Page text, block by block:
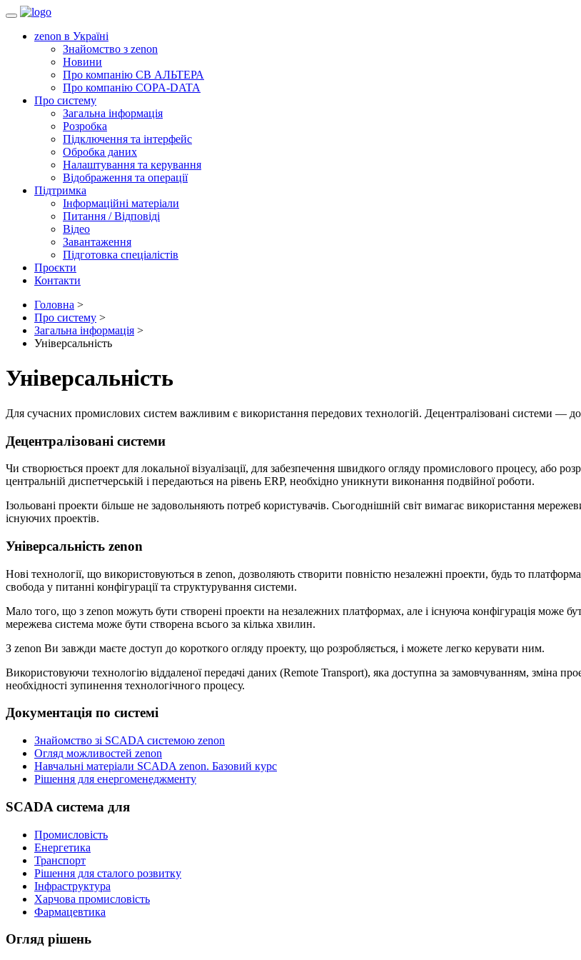
Toggle
zenon в Україні
Знайомство з zenon
Новини
Про компанію СВ АЛЬТЕРА
Про компанію COPA-DATA
Про систему
Загальна інформація
Розробка
Підключення та інтерфейс
Обробка даних
Налаштування та керування
Відображення та операції
Підтримка
Інформаційні матеріали
Питання / Відповіді
Відео
Завантаження
Підготовка спеціалістів
Проєкти
Контакти
Головна >
Про систему >
Загальна інформація >
Універсальність
Універсальність
Для сучасних промислових систем важливим є використання передових технологій. Децентралізовані системи —
Децентралізовані системи
Чи створюється проект для локальної візуалізації, для забезпечення швидкого огляду промислового процесу, або
центральній диспетчерській і передаються на рівень ERP, необхідно уникнути виконання подвійної роботи.
Ізольовані проекти більше не задовольняють потреб користувачів. Сьогоднішній світ вимагає використання
існуючих проектів.
Універсальність zenon
Нові технології, що використовуються в zenon, дозволяють створити повністю незалежні проекти, будь то
свобода у питанні конфігурації та структурування системи.
Мало того, що з zenon можуть бути створені проекти на незалежних платформах, але і існуюча конфігурація може
мережева система може бути створена всього за кілька хвилин.
З zenon Ви завжди маєте доступ до короткого огляду проекту, що розробляється, і можете легко керувати ним.
Використовуючи технологію віддаленої передачі даних (Remote Transport), яка доступна за замовчуванням, зміна
необхідності зупинення технологічного процесу.
Документація по системі
Знайомство зі SCADA системою zenon
Огляд можливостей zenon
Навчальні матеріали SCADA zenon. Базовий курс
Рішення для енергоменеджменту
SCADA система для
Промисловість
Енергетика
Транспорт
Рішення для сталого розвитку
Інфраструктура
Харчова промисловість
Фармацевтика
Огляд рішень